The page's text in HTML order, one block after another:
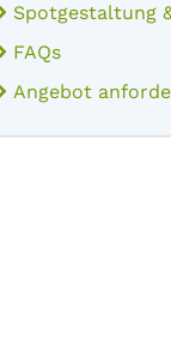
Spotgestaltung
FAQs
Angebot